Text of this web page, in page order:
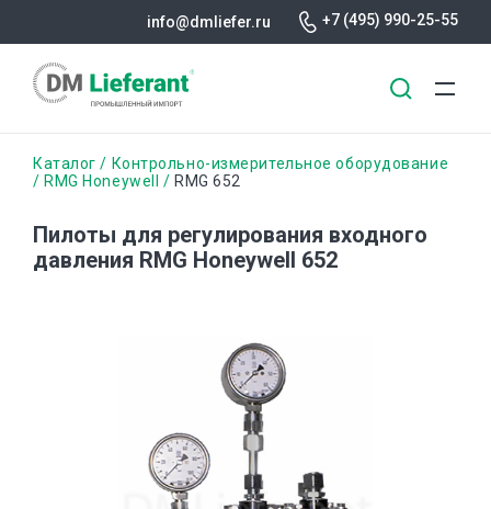
содержанию
info@dmliefer.ru +7 (495) 990-25-55
Строка
Каталог
Контрольно-измерительное оборудование
RMG Honeywell
RMG 652
Пилоты для регулирования входного
давления RMG Honeywell 652